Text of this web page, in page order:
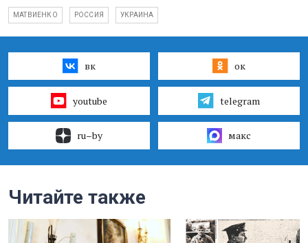
МАТВИЕНКО РОССИЯ УКРАИНА
вк ок
youtube telegram
ru–by макс
Читайте также